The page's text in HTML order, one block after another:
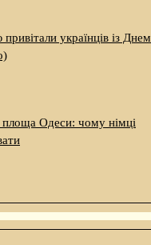
українців із Днем
площа Одеси: чому німці